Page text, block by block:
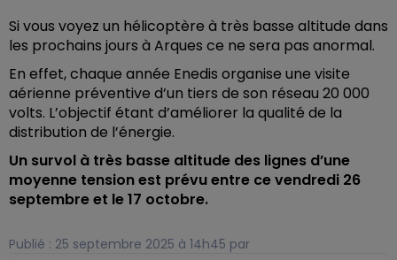
Si vous voyez un hélicoptère à très basse altitude dans
les prochains jours à Arques ce ne sera pas anormal.
En effet, chaque année Enedis organise une visite
aérienne préventive d’un tiers de son réseau 20 000
volts. L’objectif étant d’améliorer la qualité de la
distribution de l’énergie.
Un survol à très basse altitude des lignes d’une
moyenne tension est prévu entre ce vendredi 26
septembre et le 17 octobre.
Publié : 25 septembre 2025 à 14h45 par